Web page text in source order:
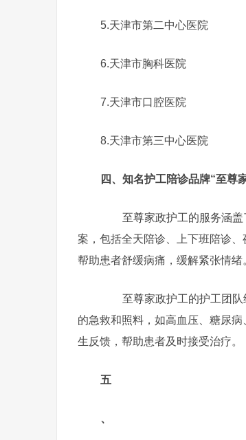
5.天津市第二中心医院
6.天津市胸科医院
7.天津市口腔医院
8.天津市第三中心医院
四、知名护工陪诊品牌“至尊
至尊家政护工的服务涵盖
案，包括全天陪诊、上下班陪诊
帮助患者舒缓病痛，缓解紧张情绪
至尊家政护工的护工团队
的急救和照料，如高血压、糖尿
生反馈，帮助患者及时接受治疗。
五
、